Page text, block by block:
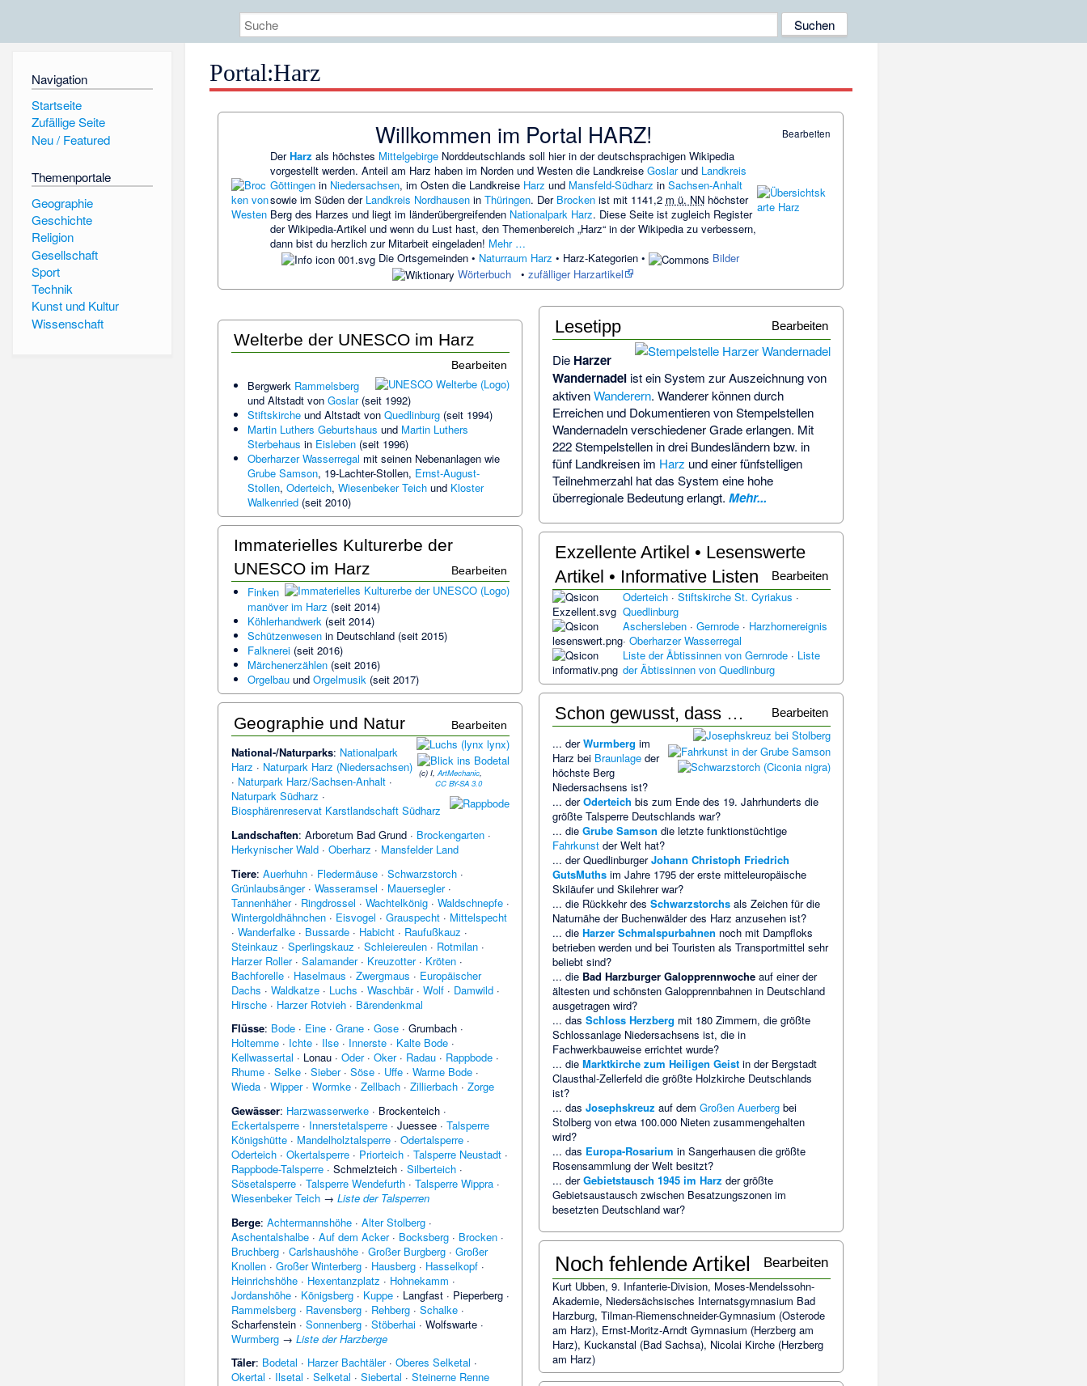
Navigation
Startseite
Zufällige Seite
Neu / Featured
Themenportale
Geographie
Geschichte
Religion
Gesellschaft
Sport
Technik
Kunst und Kultur
Wissenschaft
Portal:Harz
Willkommen im Portal HARZ! Bearbeiten
DerHarz als höchstes MittelgebirgeNorddeutschlands soll hier in der deutschsprachigen Wikipedia
vorgestellt werden. Anteil am Harz haben im Norden und Westen die Landkreise Goslarund Landkreis
Göttingenin Niedersachsen, im Osten die Landkreise Harz und Mansfeld-Südharz in Sachsen-Anhalt
sowie im Süden der Landkreis Nordhausenin Thüringen. Der Brockenist mit 1141,2 m ü. NNhöchster
Berg des Harzes und liegt im länderübergreifenden Nationalpark Harz. Diese Seite ist zugleich Register
der Wikipedia-Artikel und wenn du Lust hast, den Themenbereich „Harz“ in der Wikipedia zu verbessern,
dann bist du herzlich zur Mitarbeit eingeladen! Mehr …
Die Ortsgemeinden• Naturraum Harz • Harz-Kategorien•
Bilder
Wörterbuch •zufälliger Harzartikel
Welterbe der UNESCO im Harz
Bearbeiten
Bergwerk Rammelsberg
und Altstadt vonGoslar(seit 1992)
Stiftskirche und Altstadt vonQuedlinburg (seit 1994)
Martin Luthers Geburtshaus und Martin Luthers
Sterbehaus in Eisleben (seit 1996)
Oberharzer Wasserregal mit seinen Nebenanlagen wie
Grube Samson, 19-Lachter-Stollen, Ernst-August-
Stollen,Oderteich,Wiesenbeker Teich und Kloster
Walkenried (seit 2010)
Immaterielles Kulturerbe der
UNESCO im Harz
Bearbeiten
Finken
manöver im Harz (seit 2014)
Köhlerhandwerk (seit 2014)
Schützenwesen in Deutschland (seit 2015)
Falknerei (seit 2016)
Märchenerzählen (seit 2016)
Orgelbau undOrgelmusik (seit 2017)
Geographie und Natur Bearbeiten
(c) I,ArtMechanic,
CC BY-SA 3.0
National-/Naturparks: Nationalpark
Harz · Naturpark Harz (Niedersachsen)
· Naturpark Harz/Sachsen-Anhalt·
Naturpark Südharz ·
Biosphärenreservat Karstlandschaft Südharz
Landschaften: Arboretum Bad Grund· Brockengarten·
Herkynischer Wald· Oberharz · Mansfelder Land
Tiere: Auerhuhn· Fledermäuse· Schwarzstorch·
Grünlaubsänger· Wasseramsel · Mauersegler·
Tannenhäher· Ringdrossel · Wachtelkönig· Waldschnepfe·
Wintergoldhähnchen· Eisvogel · Grauspecht· Mittelspecht
· Wanderfalke· Bussarde· Habicht· Raufußkauz ·
Steinkauz · Sperlingskauz · Schleiereulen· Rotmilan·
Harzer Roller· Salamander· Kreuzotter· Kröten·
Bachforelle· Haselmaus · Zwergmaus · Europäischer
Dachs · Waldkatze· Luchs · Waschbär· Wolf· Damwild·
Hirsche· Harzer Rotvieh· Bärendenkmal
Flüsse: Bode· Eine· Grane· Gose· Grumbach·
Holtemme· Ichte· Ilse· Innerste· Kalte Bode·
Kellwassertal · Lonau· Oder· Oker· Radau· Rappbode·
Rhume· Selke· Sieber· Söse· Uffe· Warme Bode·
Wieda· Wipper· Wormke· Zellbach· Zillierbach· Zorge
Gewässer: Harzwasserwerke· Brockenteich·
Eckertalsperre· Innerstetalsperre· Juessee· Talsperre
Königshütte· Mandelholztalsperre· Odertalsperre·
Oderteich· Okertalsperre· Priorteich· Talsperre Neustadt·
Rappbode-Talsperre· Schmelzteich· Silberteich·
Sösetalsperre· Talsperre Wendefurth· Talsperre Wippra·
Wiesenbeker Teich→ Liste der Talsperren
Berge: Achtermannshöhe· Alter Stolberg·
Aschentalshalbe· Auf dem Acker· Bocksberg· Brocken·
Bruchberg· Carlshaushöhe· Großer Burgberg· Großer
Knollen· Großer Winterberg· Hausberg· Hasselkopf·
Heinrichshöhe· Hexentanzplatz · Hohnekamm ·
Jordanshöhe· Königsberg· Kuppe· Langfast· Pieperberg·
Rammelsberg· Ravensberg· Rehberg· Schalke·
Scharfenstein· Sonnenberg· Stöberhai· Wolfswarte·
Wurmberg→ Liste der Harzberge
Täler: Bodetal · Harzer Bachtäler· Oberes Selketal ·
Okertal · Ilsetal · Selketal · Siebertal · Steinerne Renne
Lesetipp Bearbeiten
Die Harzer
Wandernadelist ein System zur Auszeichnung von
aktivenWanderern. Wanderer können durch
Erreichen und Dokumentieren von Stempelstellen
Wandernadeln verschiedener Grade erlangen. Mit
222 Stempelstellen in drei Bundesländern bzw. in
fünf Landkreisen im Harz und einer fünfstelligen
Teilnehmerzahl hat das System eine hohe
überregionale Bedeutung erlangt. Mehr...
Exzellente Artikel • Lesenswerte
Artikel • Informative Listen
Bearbeiten
Oderteich· Stiftskirche St. Cyriakus ·
Quedlinburg
Aschersleben· Gernrode· Harzhornereignis
· Oberharzer Wasserregal
Liste der Äbtissinnen von Gernrode· Liste
der Äbtissinnen von Quedlinburg
Schon gewusst, dass … Bearbeiten
... derWurmberg im
Harz bei Braunlageder
höchste Berg
Niedersachsens ist?
... derOderteich bis zum Ende des 19. Jahrhunderts die
größte Talsperre Deutschlands war?
... die Grube Samson die letzte funktionstüchtige
Fahrkunstder Welt hat?
... der QuedlinburgerJohann Christoph Friedrich
GutsMuthsim Jahre 1795 der erste mitteleuropäische
Skiläufer und Skilehrer war?
... die Rückkehr des Schwarzstorchsals Zeichen für die
Naturnähe der Buchenwälder des Harz anzusehen ist?
... die Harzer Schmalspurbahnen noch mit Dampfloks
betrieben werden und bei Touristen als Transportmittel sehr
beliebt sind?
... die Bad Harzburger Galopprennwocheauf einer der
ältesten und schönsten Galopprennbahnen in Deutschland
ausgetragen wird?
... das Schloss Herzberg mit 180 Zimmern, die größte
Schlossanlage Niedersachsens ist, die in
Fachwerkbauweise errichtet wurde?
... die Marktkirche zum Heiligen Geistin der Bergstadt
Clausthal-Zellerfeld die größte Holzkirche Deutschlands
ist?
... das Josephskreuz auf dem Großen Auerbergbei
Stolberg von etwa 100.000 Nieten zusammengehalten
wird?
... das Europa-Rosarium in Sangerhausen die größte
Rosensammlung der Welt besitzt?
... derGebietstausch 1945 im Harz der größte
Gebietsaustausch zwischen Besatzungszonen im
besetzten Deutschland war?
Noch fehlende Artikel
Bearbeiten
Kurt Ubben, 9. Infanterie-Division, Moses-Mendelssohn-
Akademie, Niedersächsisches Internatsgymnasium Bad
Harzburg, Tilman-Riemenschneider-Gymnasium (Osterode
am Harz), Ernst-Moritz-Arndt Gymnasium (Herzberg am
Harz), Kuckanstal (Bad Sachsa), Nicolai Kirche (Herzberg
am Harz)